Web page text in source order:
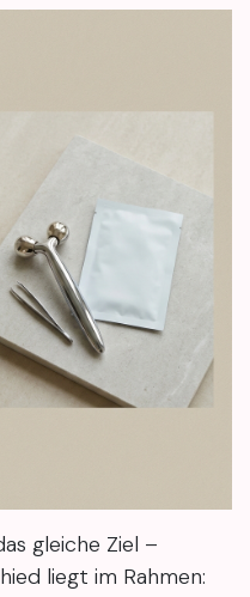
gleiche Ziel –
liegt im Rahmen: